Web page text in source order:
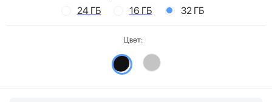
24 ГБ 16 ГБ 32 ГБ
Цвет: